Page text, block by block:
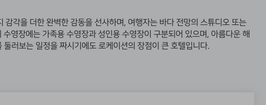
각을 더한 완벽한 감동을 선사하며, 여행자는 바다 전망의 스튜디오 또는
수영장에는 가족용 수영장과 성인용 수영장이 구분되어 있으며, 아름다운 해
러보는 일정을 짜시기에도 로케이션의 장점이 큰 호텔입니다.